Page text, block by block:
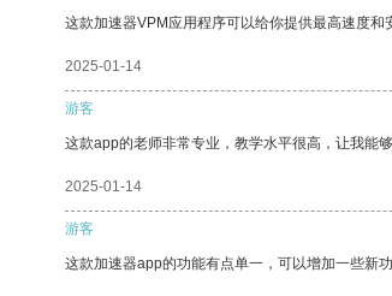
这款加速器VPM应用程序可以给你提供最高速度和
2025-01-14
游客
这款app的老师非常专业，教学水平很高，让我能够
2025-01-14
游客
这款加速器app的功能有点单一，可以增加一些新